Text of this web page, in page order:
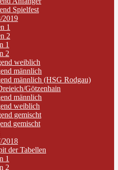
Spielfest
2019
1
2
1
2
weiblich
männlich
männlich (HSG Rodgau)
Götzenhain
männlich
weiblich
gemischt
gemischt
2018
der Tabellen
1
2